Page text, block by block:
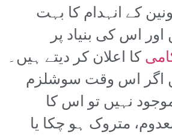
کے انہدام کا بہت
اس کی بنیاد پر
کا اعلان کر دیتے ہیں۔
اگر اس وقت سوشلزم
نہیں تو اس کا
متروک ہو چکا یا